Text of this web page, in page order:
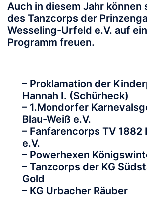
Auch in diesem Jahr können
des Tanzcorps der
Wesseling-Urfeld e.V. auf
Programm freuen.
– Proklamation der
Hannah I. (Schürheck)
– 1.Mondorfer
Blau-Weiß e.V.
– Fanfarencorps TV 1882
e.V.
– Powerhexen
– Tanzcorps der KG
Gold
– KG Urbacher Räuber